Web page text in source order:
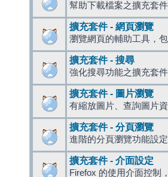
幫助下載檔案之擴充套件
擴充套件 - 網頁瀏覽
瀏覽網頁的輔助工具，
擴充套件 - 搜尋
強化搜尋功能之擴充套件
擴充套件 - 圖片瀏覽
有縮放圖片、查詢圖片
擴充套件 - 分頁瀏覽
進階的分頁瀏覽功能設定
擴充套件 - 介面設定
Firefox 的使用介面控制